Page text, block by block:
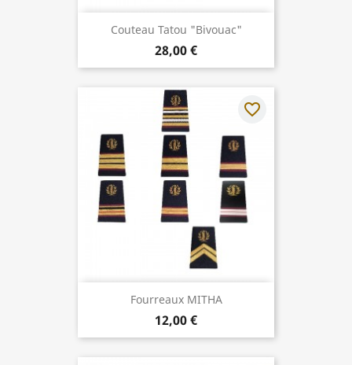
Couteau Tatou "Bivouac"
28,00 €
Fourreaux MITHA
12,00 €
favorite_border